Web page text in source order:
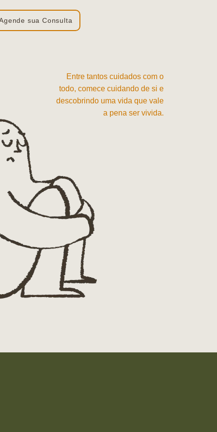
sua Consulta
Entre tantos cuidados com o
todo, comece cuidando de si e
descobrindo uma vida que vale
a pena ser vivida.